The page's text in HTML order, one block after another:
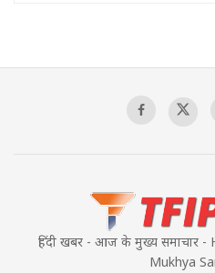
हिंदी खबर - आज के मुख्य समाचार -
Mukhya